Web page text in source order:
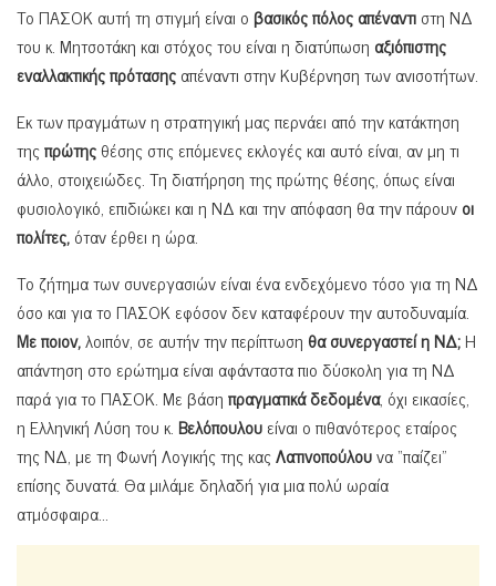
Το ΠΑΣΟΚ αυτή τη στιγμή είναι ο βασικός πόλος απέναντιστη ΝΔ
του κ. Μητσοτάκη και στόχος του είναι η διατύπωση αξιόπιστης
εναλλακτικής πρότασηςαπέναντι στην Κυβέρνηση των ανισοτήτων.
Εκ των πραγμάτων η στρατηγική μας περνάει από την κατάκτηση
τηςπρώτηςθέσης στις επόμενες εκλογές και αυτό είναι, αν μη τι
άλλο, στοιχειώδες. Τη διατήρηση της πρώτης θέσης, όπως είναι
φυσιολογικό, επιδιώκει και η ΝΔ και την απόφαση θα την πάρουνοι
πολίτες,όταν έρθει η ώρα.
Το ζήτημα των συνεργασιών είναι ένα ενδεχόμενο τόσο για τη ΝΔ
όσο και για το ΠΑΣΟΚ εφόσον δεν καταφέρουν την αυτοδυναμία.
Με ποιον,λοιπόν, σε αυτήν την περίπτωση θα συνεργαστεί η ΝΔ;Η
απάντηση στο ερώτημα είναι αφάνταστα πιο δύσκολη για τη ΝΔ
παρά για το ΠΑΣΟΚ. Με βάσηπραγματικά δεδομένα, όχι εικασίες,
η Ελληνική Λύση του κ. Βελόπουλουείναι ο πιθανότερος εταίρος
της ΝΔ, με τη Φωνή Λογικής της καςΛατινοπούλουνα “παίζει”
επίσης δυνατά. Θα μιλάμε δηλαδή για μια πολύ ωραία
ατμόσφαιρα…